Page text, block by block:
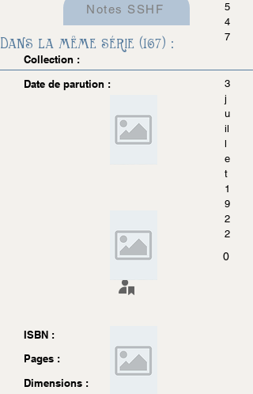
5
4
7
Collection :
Date de parution :
3
j
u
il
l
e
t
1
9
2
2
0
ISBN :
Pages :
Dimensions :
Notes SSHF
Dans la même série (167) :